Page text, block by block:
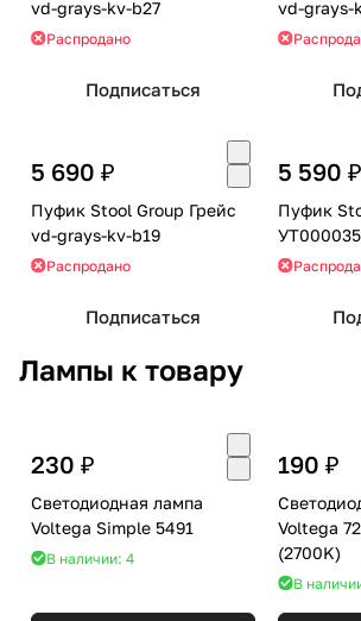
vd-grays-kv-b27
Распродано
Подписаться
vd-grays-
5 690 ₽
Пуфик Stool Group Грейс
vd-grays-kv-b19
Распродано
Подписаться
5 590 ₽
Пуфик
Лампы к товару
230 ₽
Светодиодная лампа
Voltega Simple 5491
В наличии: 4
190 ₽
Voltega 7212
(2700K)
В